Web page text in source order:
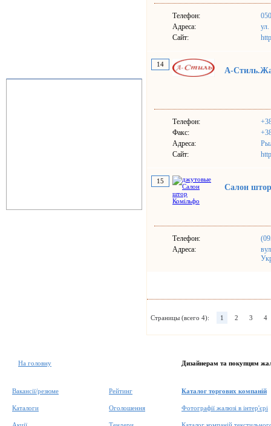
Телефон:
Адреса:
Сайт:
14
А-
Телефон:
Факс:
Адреса:
Сайт:
15
Салон
Телефон:
Адреса:
Страницы (всего 4): 1 2 3 4
На головну
Вакансії/резюме
Каталоги
Рейтинг
Оголошення
Дизайнерам та покупцям
Каталог торгових компаній
Фотографії жалюзі в інтер'єрі